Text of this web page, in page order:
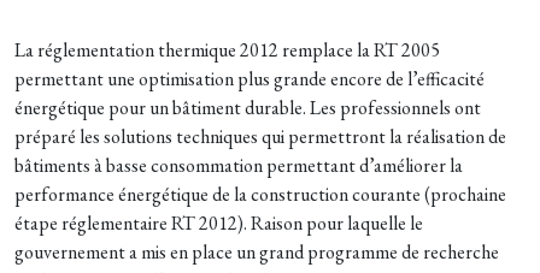
La réglementation thermique 2012 remplace la RT 2005
permettant une optimisation plus grande encore de l’efficacité
énergétique pour un bâtiment durable. Les professionnels ont
préparé les solutions techniques qui permettront la réalisation de
bâtiments à basse consommation permettant d’améliorer la
performance énergétique de la construction courante (prochaine
étape réglementaire RT 2012). Raison pour laquelle le
gouvernement a mis en place un grand programme de recherche